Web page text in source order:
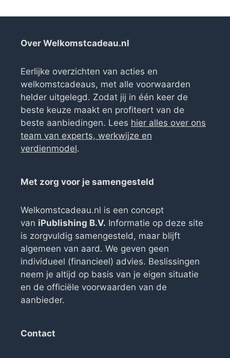
Over Welkomstcadeau.nl
Eerlijke overzichten van acties en
welkomstcadeaus, met alle voorwaarden
helder uitgelegd. Zodat jij in één keer de
beste keuze maakt en profiteert van de
beste aanbiedingen. Lees hier alles over ons
team van experts, werkwijze en
verdienmodel.
Met zorg voor je samengesteld
Welkomstcadeau.nl is een concept
van iPublishing B.V. Informatie op deze site
is zorgvuldig samengesteld, maar blijft
algemeen van aard. We geven geen
individueel (financieel) advies. Beslissingen
neem je altijd op basis van je eigen situatie
en de officiële voorwaarden van de
aanbieder.
Contact